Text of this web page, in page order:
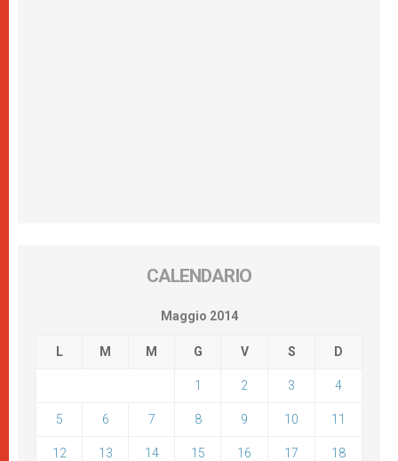
CALENDARIO
Maggio 2014
L M M G V S D
1 2 3 4
5 6 7 8 9 10 11
12 13 14 15 16 17 18